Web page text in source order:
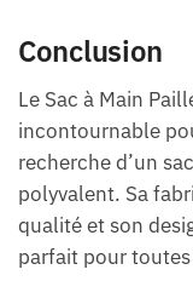
Conclusion
Le Sac à Main
incontournable
recherche d’un
polyvalent. Sa
qualité et son
parfait pour